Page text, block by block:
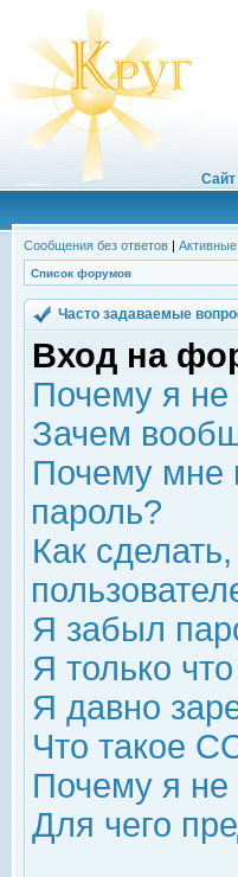
Сайт
Сообщения без ответов |
Список форумов
Часто задаваемые
Вход на
Почему я
Зачем
Почему мне
пароль?
Как
Я забыл
Я только
Я давно
Что такое
Почему я не
Для чего